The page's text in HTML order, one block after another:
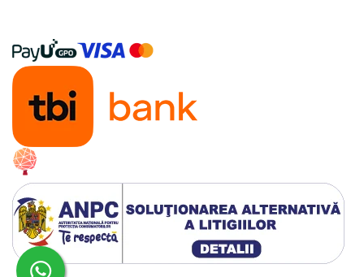
Manuale
Figurine
Altele
Screens
Nolzur
Premium
Board games
Harti
Teren
Alte RPG